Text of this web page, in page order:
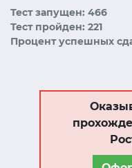
Тест запущен: 466
Тест пройден: 221
Процент успешных